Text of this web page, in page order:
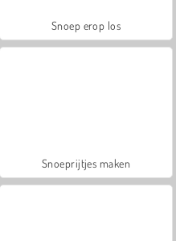
Snoep erop los
Snoeprijtjes maken